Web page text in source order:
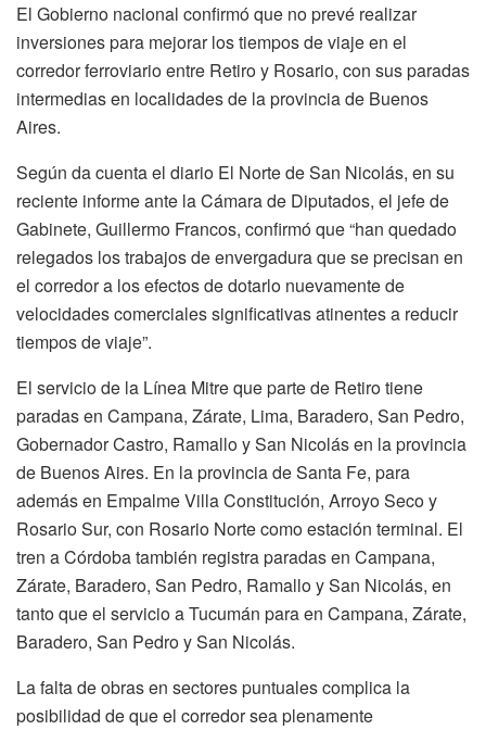
El Gobierno nacional confirmó que no prevé realizar
inversiones para mejorar los tiempos de viaje en el
corredor ferroviario entre Retiro y Rosario, con sus paradas
intermedias en localidades de la provincia de Buenos
Aires.
Según da cuenta el diario El Norte de San Nicolás, en su
reciente informe ante la Cámara de Diputados, el jefe de
Gabinete, Guillermo Francos, confirmó que “han quedado
relegados los trabajos de envergadura que se precisan en
el corredor a los efectos de dotarlo nuevamente de
velocidades comerciales significativas atinentes a reducir
tiempos de viaje”.
El servicio de la Línea Mitre que parte de Retiro tiene
paradas en Campana, Zárate, Lima, Baradero, San Pedro,
Gobernador Castro, Ramallo y San Nicolás en la provincia
de Buenos Aires. En la provincia de Santa Fe, para
además en Empalme Villa Constitución, Arroyo Seco y
Rosario Sur, con Rosario Norte como estación terminal. El
tren a Córdoba también registra paradas en Campana,
Zárate, Baradero, San Pedro, Ramallo y San Nicolás, en
tanto que el servicio a Tucumán para en Campana, Zárate,
Baradero, San Pedro y San Nicolás.
La falta de obras en sectores puntuales complica la
posibilidad de que el corredor sea plenamente